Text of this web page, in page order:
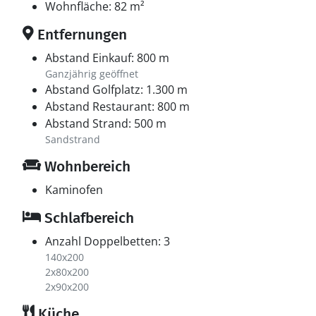
Wohnfläche: 82 m²
Entfernungen
Abstand Einkauf: 800 m
Ganzjährig geöffnet
Abstand Golfplatz: 1.300 m
Abstand Restaurant: 800 m
Abstand Strand: 500 m
Sandstrand
Wohnbereich
Kaminofen
Schlafbereich
Anzahl Doppelbetten: 3
140x200
2x80x200
2x90x200